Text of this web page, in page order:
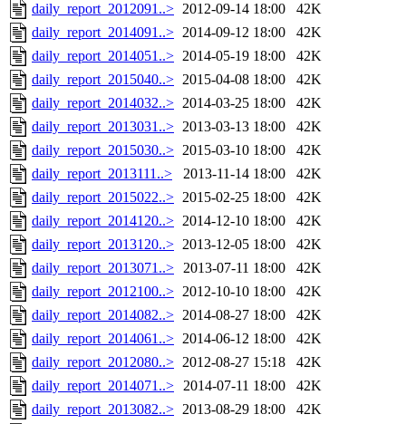
daily_report_2012091..> 2012-09-14 18:00
42K
daily_report_2014091..> 2014-09-12 18:00
42K
daily_report_2014051..> 2014-05-19 18:00
42K
daily_report_2015040..> 2015-04-08 18:00
42K
daily_report_2014032..> 2014-03-25 18:00
42K
daily_report_2013031..> 2013-03-13 18:00
42K
daily_report_2015030..> 2015-03-10 18:00
42K
daily_report_2013111..>
2013-11-14 18:00
42K
daily_report_2015022..> 2015-02-25 18:00
42K
daily_report_2014120..> 2014-12-10 18:00
42K
daily_report_2013120..> 2013-12-05 18:00
42K
daily_report_2013071..> 2013-07-11 18:00
42K
daily_report_2012100..> 2012-10-10 18:00
42K
daily_report_2014082..> 2014-08-27 18:00
42K
daily_report_2014061..> 2014-06-12 18:00
42K
daily_report_2012080..> 2012-08-27 15:18
42K
daily_report_2014071..> 2014-07-11 18:00
42K
daily_report_2013082..> 2013-08-29 18:00
42K